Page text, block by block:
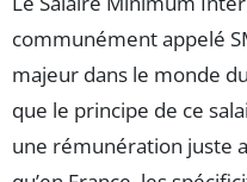
communément appelé
majeur dans le monde
que le principe de ce
une rémunération juste